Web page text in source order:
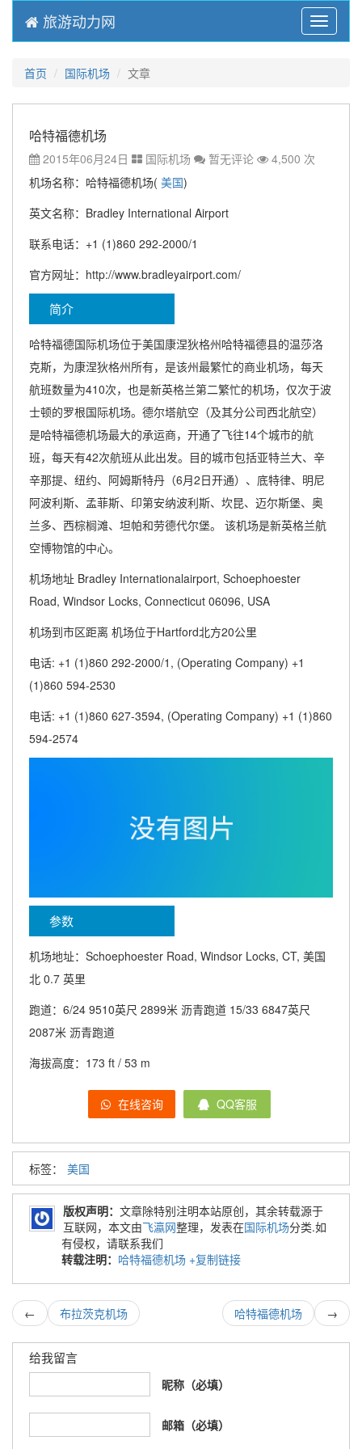
Menu
旅游动力网
首页 国际机场 文章
哈特福德机场
2015年06月24日 国际机场 暂无评论
4,500 次
机场名称：哈特福德机场( 美国)
英文名称：Bradley International Airport
联系电话：+1 (1)860 292-2000/1
官方网址：http://www.bradleyairport.com/
简介
哈特福德国际机场位于美国康涅狄格州哈特福德县的温莎洛
克斯，为康涅狄格州所有，是该州最繁忙的商业机场，每天
航班数量为410次，也是新英格兰第二繁忙的机场，仅次于波
士顿的罗根国际机场。德尔塔航空（及其分公司西北航空）
是哈特福德机场最大的承运商，开通了飞往14个城市的航
班，每天有42次航班从此出发。目的城市包括亚特兰大、辛
辛那提、纽约、阿姆斯特丹（6月2日开通）、底特律、明尼
阿波利斯、孟菲斯、印第安纳波利斯、坎昆、迈尔斯堡、奥
兰多、西棕榈滩、坦帕和劳德代尔堡。 该机场是新英格兰航
空博物馆的中心。
机场地址 Bradley Internationalairport, Schoephoester
Road, Windsor Locks, Connecticut 06096, USA
机场到市区距离 机场位于Hartford北方20公里
电话: +1 (1)860 292-2000/1, (Operating Company) +1
(1)860 594-2530
电话: +1 (1)860 627-3594, (Operating Company) +1 (1)860
594-2574
参数
机场地址：Schoephoester Road, Windsor Locks, CT, 美国
北 0.7 英里
跑道：6/24 9510英尺 2899米 沥青跑道 15/33 6847英尺
2087米 沥青跑道
海拔高度：173 ft / 53 m
在线咨询 QQ客服
标签： 美国
版权声明： 文章除特别注明本站原创，其余转载源于
互联网，本文由飞瀛网整理，发表在国际机场分类.如
有侵权，请联系我们
转载注明： 哈特福德机场 +复制链接
← 布拉茨克机场 →
哈特福德机场
给我留言
昵称（必填）
邮箱（必填）